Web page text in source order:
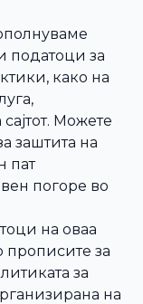
податоци за
како на
Можете
заштита на
пат
погоре во
на оваа
прописите за
за
на